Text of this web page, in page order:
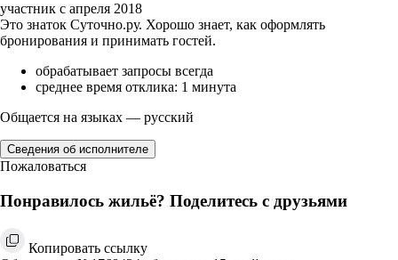
участник с апреля 2018
Это знаток Суточно.ру. Хорошо знает, как оформлять
бронирования и принимать гостей.
обрабатывает запросы всегда
среднее время отклика: 1 минута
Общается на языках — русский
Сведения об исполнителе
Пожаловаться
Понравилось жильё? Поделитесь с друзьями
Копировать ссылку